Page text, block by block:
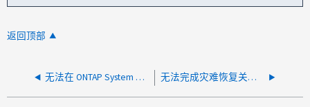
返回顶部
无法在 ONTAP System Manager 9.8 中为名称映射添加本地用户 无法完成灾难恢复关系的网络验证